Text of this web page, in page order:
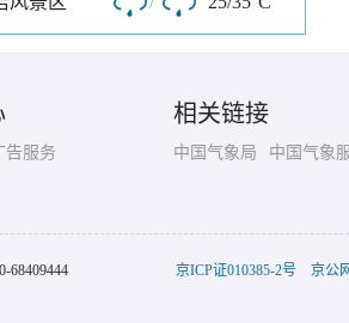
告服务
相关链接
中国气象局 中国气象
68409444 京ICP证010385-2号 京公